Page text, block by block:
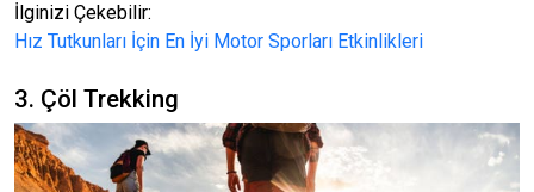
İlginizi Çekebilir:
Hız Tutkunları İçin En İyi Motor Sporları Etkinlikleri
3. Çöl Trekking